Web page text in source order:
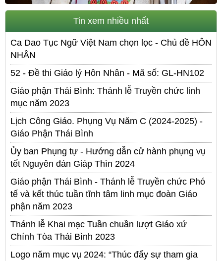
Tin xem nhiều nhất
Ca Dao Tục Ngữ Việt Nam chọn lọc - Chủ đề HÔN
NHÂN
52 - Đề thi Giáo lý Hôn Nhân - Mã số: GL-HN102
Giáo phận Thái Bình: Thánh lễ Truyền chức linh
mục năm 2023
Lịch Công Giáo. Phụng Vụ Năm C (2024-2025) -
Giáo Phận Thái Bình
Ủy ban Phụng tự - Hướng dẫn cử hành phụng vụ
tết Nguyên đán Giáp Thìn 2024
Giáo phận Thái Bình - Thánh lễ Truyền chức Phó
tế và kết thúc tuần tĩnh tâm linh mục đoàn Giáo
phận năm 2023
Thánh lễ Khai mạc Tuần chuần lượt Giáo xứ
Chính Tòa Thái Bình 2023
Logo năm mục vụ 2024: “Thúc đẩy sự tham gia